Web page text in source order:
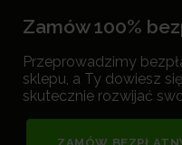
Zamów 100%
Przeprowadzimy
sklepu, a Ty dowiesz
skutecznie rozwijać